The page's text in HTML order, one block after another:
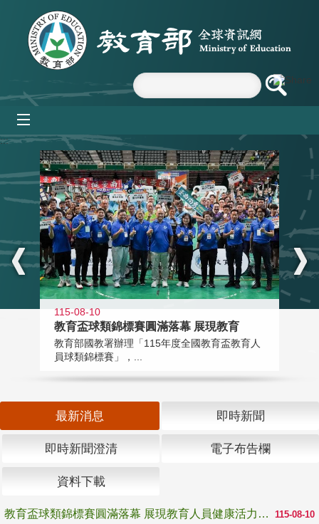
跳到主要內容區塊
:::
115-08-10
教育盃球類錦標賽圓滿落幕 展現教育
教育部國教署辦理「115年度全國教育盃教育人
員球類錦標賽」，...
最新消息 即時新聞
即時新聞澄清 電子布告欄
資料下載
115-08-10
教育盃球類錦標賽圓滿落幕 展現教育人員健康活力與團隊精神